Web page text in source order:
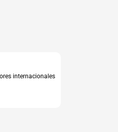
internacionales